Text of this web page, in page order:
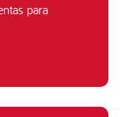
para